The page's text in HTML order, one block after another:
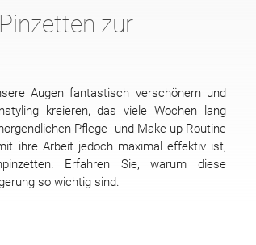
zur
Augen fantastisch verschönern und
kreieren, das viele Wochen lang
Pflege- und Make-up-Routine
ihre Arbeit jedoch maximal effektiv ist,
Erfahren Sie, warum diese
so wichtig sind.